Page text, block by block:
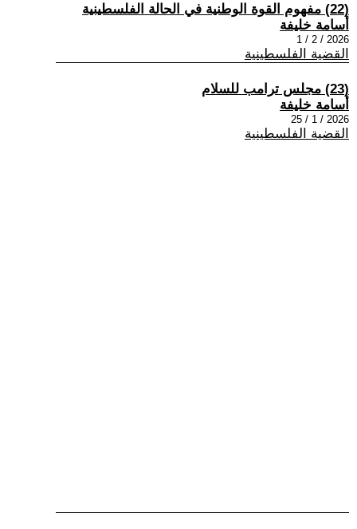
(22) مفهوم القوة الوطنية في الحالة الفلسطينية
أسامة خليفة
2026 / 2 / 1
القضية الفلسطينية
(23) مجلس ترامب للسلام
أسامة خليفة
2026 / 1 / 25
القضية الفلسطينية